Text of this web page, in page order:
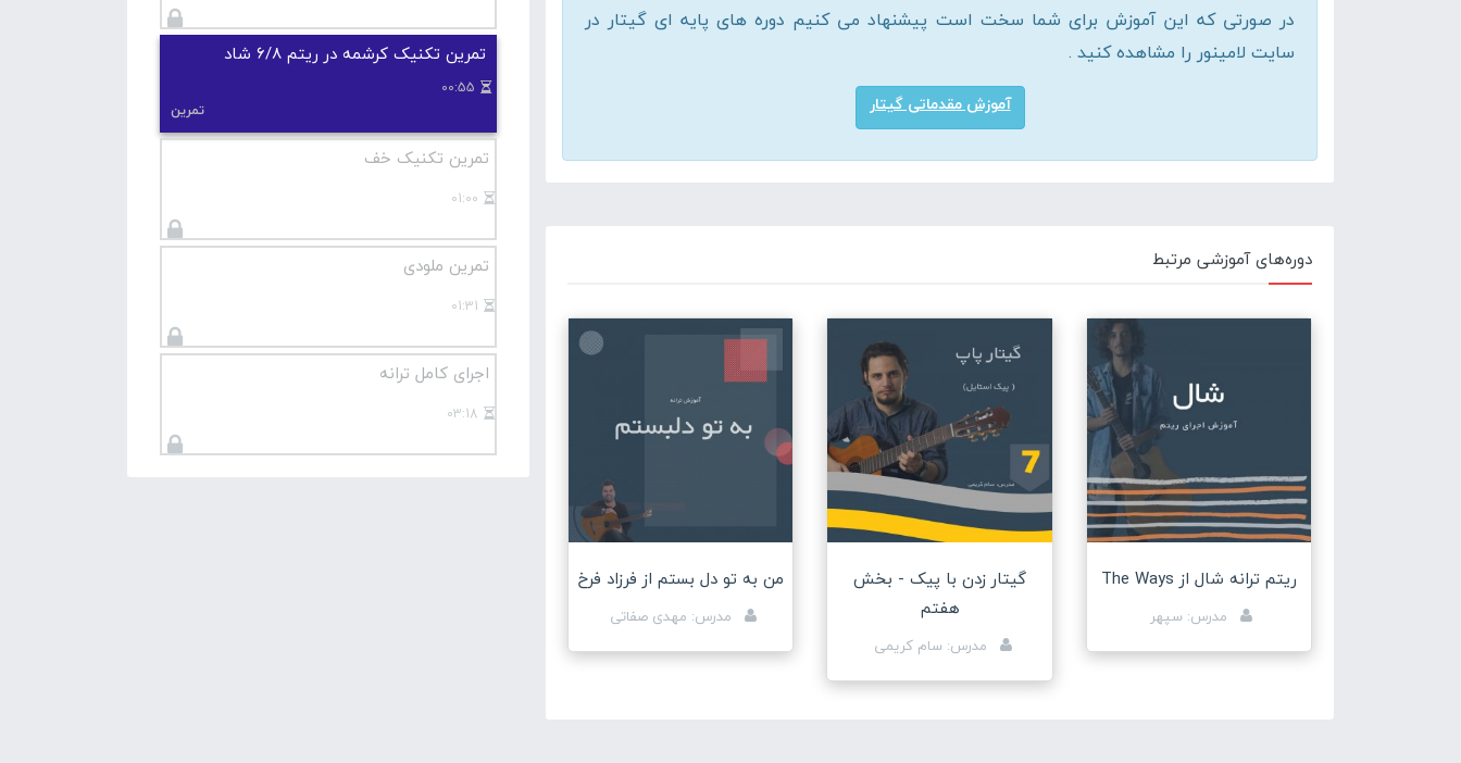
در صورتی که این آموزش برای شما سخت است پیشنهاد می کنیم دوره های پایه ای گیتار در
سایت لامینور را مشاهده کنید .
آموزش مقدماتی گیتار
دوره‌های آموزشی مرتبط
ریتم ترانه شال از The Ways
مدرس: سپهر
گیتار زدن با پیک - بخش
هفتم
مدرس: سام کریمی
من به تو دل بستم از فرزاد فرخ
مدرس: مهدی صفاتی
تمرین تکنیک کرشمه در ریتم 6/8 شاد
00:55
تمرین
تمرین تکنیک خف
01:00
تمرین ملودی
01:31
اجرای کامل ترانه
03:18